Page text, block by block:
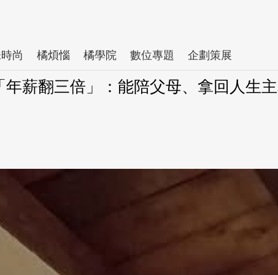
尚 橘煩惱 橘學院 數位專題 企劃策展
薪翻三倍」：能陪父母、拿回人生